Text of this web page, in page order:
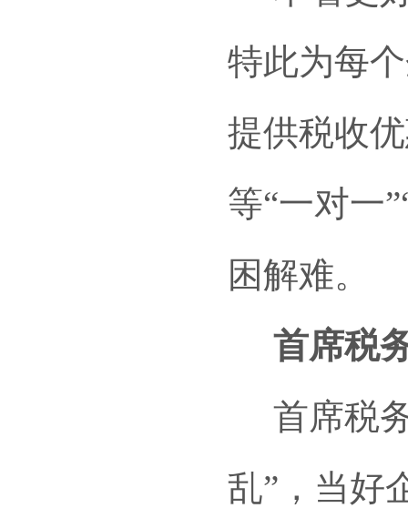
特此为每
提供税收
等“一对一
困解难。
首席税
首席税务
乱”，当好